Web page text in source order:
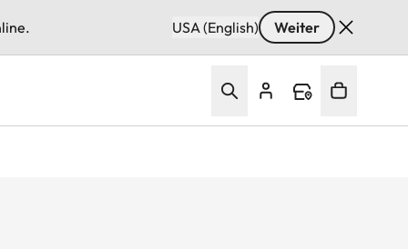
USA (English) Weiter